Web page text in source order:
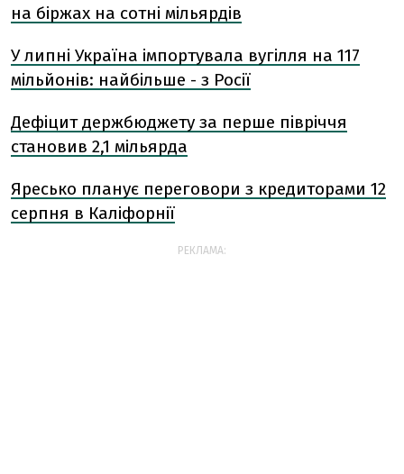
на біржах на сотні мільярдів
У липні Україна імпортувала вугілля на 117
мільйонів: найбільше - з Росії
Дефіцит держбюджету за перше півріччя
становив 2,1 мільярда
Яресько планує переговори з кредиторами 12
серпня в Каліфорнії
РЕКЛАМА: